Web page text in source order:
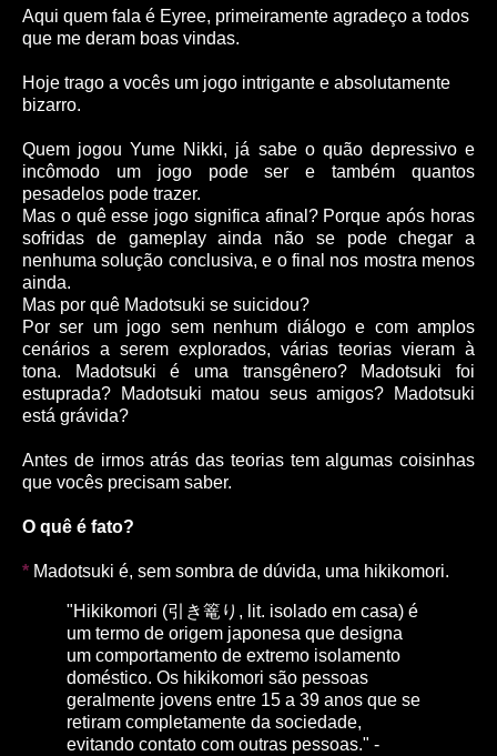
Aqui quem fala é Eyree, primeiramente agradeço a todos
que me deram boas vindas.
Hoje trago a vocês um jogo intrigante e absolutamente
bizarro.
Quem jogou Yume Nikki, já sabe o quão depressivo e
incômodo um jogo pode ser e também quantos
pesadelos pode trazer.
Mas o quê esse jogo significa afinal? Porque após horas
sofridas de gameplay ainda não se pode chegar a
nenhuma solução conclusiva, e o final nos mostra menos
ainda.
Mas por quê Madotsuki se suicidou?
Por ser um jogo sem nenhum diálogo e com amplos
cenários a serem explorados, várias teorias vieram à
tona. Madotsuki é uma transgênero? Madotsuki foi
estuprada? Madotsuki matou seus amigos? Madotsuki
está grávida?
Antes de irmos atrás das teorias tem algumas coisinhas
que vocês precisam saber.
O quê é fato?
* Madotsuki é, sem sombra de dúvida, uma hikikomori.
"Hikikomori (引き篭り, lit. isolado em casa) é
um termo de origem japonesa que designa
um comportamento de extremo isolamento
doméstico. Os hikikomori são pessoas
geralmente jovens entre 15 a 39 anos que se
retiram completamente da sociedade,
evitando contato com outras pessoas." -